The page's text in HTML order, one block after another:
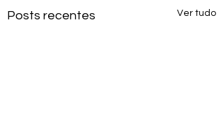
Posts recentes Ver tudo